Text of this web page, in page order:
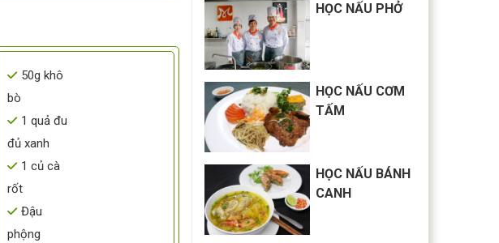
50g khô
bò
1 quả đu
đủ xanh
1 củ cà
rốt
Đậu
phộng
HỌC NẤU PHỞ
HỌC NẤU CƠM
TẤM
HỌC NẤU BÁNH
CANH